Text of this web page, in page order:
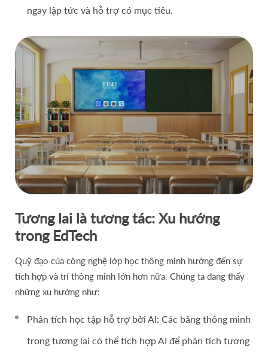
ngay lập tức và hỗ trợ có mục tiêu.
Tương lai là tương tác: Xu hướng
trong EdTech
Quỹ đạo của công nghệ lớp học thông minh hướng đến sự
tích hợp và trí thông minh lớn hơn nữa. Chúng ta đang thấy
những xu hướng như:
Phân tích học tập hỗ trợ bởi AI: Các bảng thông minh
trong tương lai có thể tích hợp AI để phân tích tương